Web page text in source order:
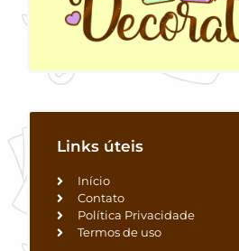
Links úteis
Início
Contato
Política Privacidade
Termos de uso